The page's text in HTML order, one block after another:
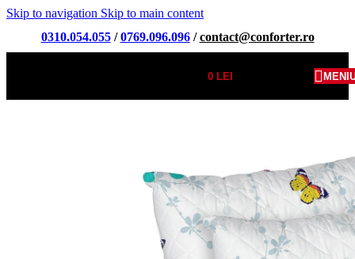
Skip to navigation Skip to main content
0310.054.055/0769.096.096/contact@conforter.ro
0LEI